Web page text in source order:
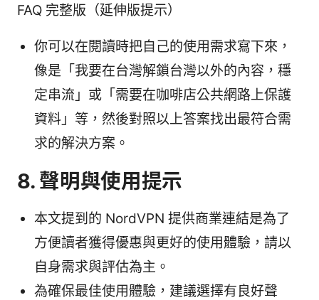
FAQ 完整版（延伸版提示）
你可以在閱讀時把自己的使用需求寫下來，
像是「我要在台灣解鎖台灣以外的內容，穩
定串流」或「需要在咖啡店公共網路上保護
資料」等，然後對照以上答案找出最符合需
求的解決方案。
8. 聲明與使用提示
本文提到的 NordVPN 提供商業連結是為了
方便讀者獲得優惠與更好的使用體驗，請以
自身需求與評估為主。
為確保最佳使用體驗，建議選擇有良好聲